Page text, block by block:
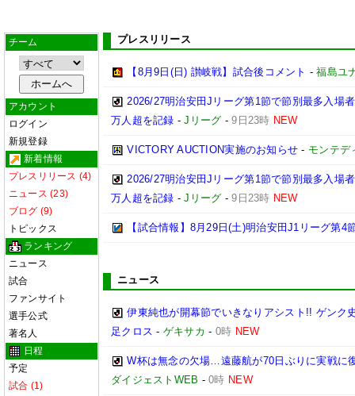
チーム
アカウント
ログイン
新規登録
新着情報
プレスリリース (4)
ニュース (23)
ブログ (9)
トピックス
ランキング
ニュース
試合
ファンサイト
選手公式
著名人
日程
予定
試合 (1)
プレスリリース
【8月9日(日) 讃岐戦】試合後コメント -福島ユ
2026/27明治安田Jリーグ第1節で節別最多入場
万人超を記録 -Jリーグ -9日23時 NEW
VICTORY AUCTION実施のお知らせ - モンテデ
2026/27明治安田Jリーグ第1節で節別最多入場
万人超を記録 -Jリーグ -9日23時 NEW
【試合情報】8月29日(土)明治安田J1リーグ第4
ニュース
伊東純也が開幕節でいきなりアシスト!! ゲンク
足クロス - ゲキサカ - 0時 NEW
W杯は無念の欠場…遠藤航が70日ぶりに実戦に
ダイジェストWEB -0時 NEW